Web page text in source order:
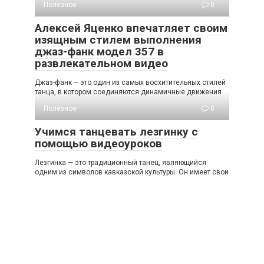
Полезное 0
Алексей Яценко впечатляет своим
изящным стилем выполнения
джаз-фанк модел 357 в
развлекательном видео
Джаз-фанк – это один из самых восхитительных стилей
танца, в котором соединяются динамичные движения
Полезное
0
Учимся танцевать лезгинку с
помощью видеоуроков
Лезгинка — это традиционный танец, являющийся
одним из символов кавказской культуры. Он имеет свои